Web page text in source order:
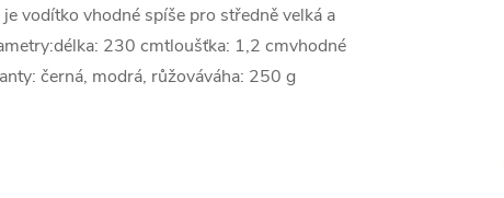
vodítko vhodné spíše pro středně velká a
230 cmtloušťka: 1,2 cmvhodné
černá, modrá, růžováváha: 250 g